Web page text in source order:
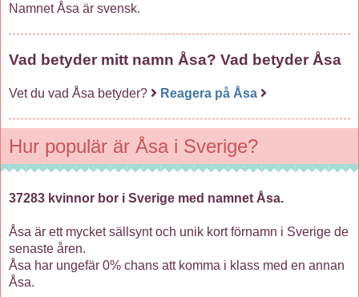
Namnet Åsa är svensk.
Vad betyder mitt namn Åsa? Vad betyder Åsa
Vet du vad Åsa betyder? Reagera på Åsa
Hur populär är Åsa i Sverige?
37283 kvinnor bor i Sverige med namnet Åsa.
Åsa är ett mycket sällsynt och unik kort förnamn i Sverige de
senaste åren.
Åsa har ungefär 0% chans att komma i klass med en annan
Åsa.